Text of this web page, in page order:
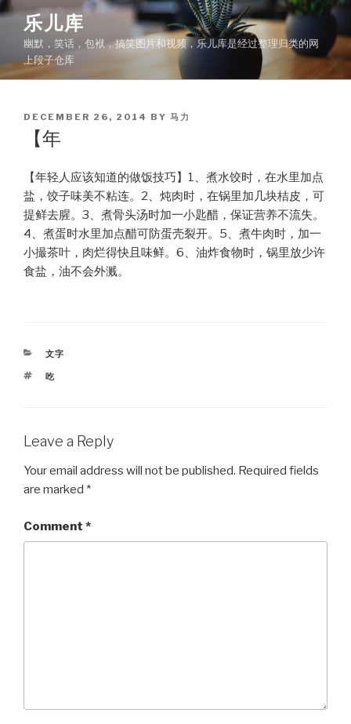
Skip
content
乐儿库
幽默，笑话，包袱，搞笑图片和视频，乐儿库是经过整理归类的网
上段子仓库
POSTED
ON
DECEMBER 26, 2014 BY 马力
【年
【年轻人应该知道的做饭技巧】1、煮水饺时，在水里加点
盐，饺子味美不粘连。2、炖肉时，在锅里加几块桔皮，可
提鲜去腥。3、煮骨头汤时加一小匙醋，保证营养不流失。
4、煮蛋时水里加点醋可防蛋壳裂开。5、煮牛肉时，加一
小撮茶叶，肉烂得快且味鲜。6、油炸食物时，锅里放少许
食盐，油不会外溅。
CATEGORIES
文字
TAGS
吃
Leave a Reply
Your email address will not be published. Required fields
are marked *
Comment *